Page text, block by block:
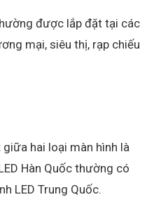
được lắp đặt tại các
mại, siêu thị, rạp chiếu
hai loại màn hình là
Hàn Quốc thường có
LED Trung Quốc.